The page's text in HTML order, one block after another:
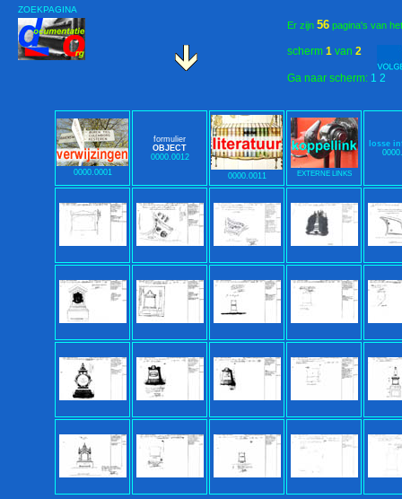
ZOEKPAGINA
Er zijn 56 pagina's van
0000.0001
formulier
OBJECT
0000.0012
0000.0011 EXTERNE LINKS
losse
scherm 1 van 2
Ga naar scherm: 1 2